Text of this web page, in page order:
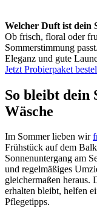
Welcher Duft ist dein
Ob frisch, floral oder
Sommerstimmung
Eleganz und gute
Jetzt Probierpaket
So bleibt dein
Wäsche
Im Sommer lieben wir
Frühstück auf dem
Sonnenuntergang am
und regelmäßiges
gleichermaßen heraus.
erhalten bleibt, helfen
Pflegetipps.